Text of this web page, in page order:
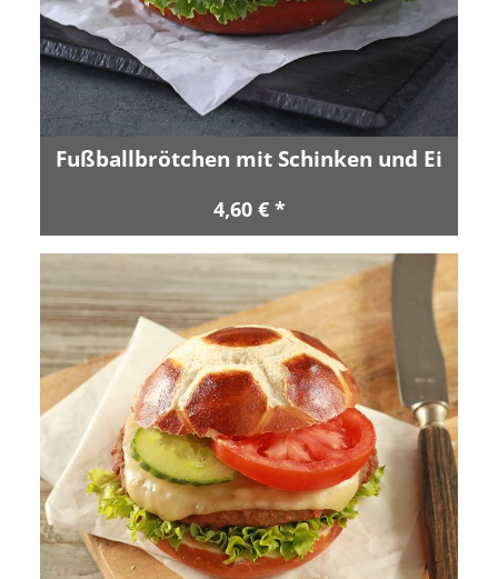
Fußballbrötchen mit Schinken und Ei
4,60 € *